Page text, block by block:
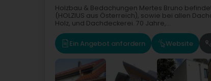
Holzbau & Bedachungen Mertes Bruno
(HOLZIUS aus Österreich), sowie bei allen
Holz, und Dachdeckerei. 70 Jahre,...
Ein Angebot anfordern Website